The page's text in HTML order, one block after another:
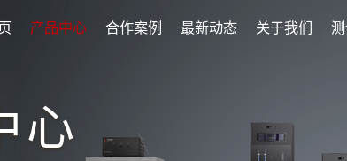
产品中心 合作案例 最新动态 关于我们
心